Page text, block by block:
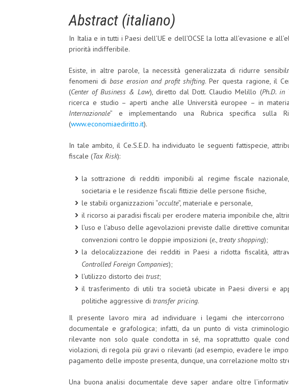
Abstract (italiano)
In Italia e in tutti i Paesi dell’UE e dell’OCSE la lotta all’evasione e
priorità indifferibile.
Esiste, in altre parole, la necessità generalizzata di ridurre
fenomeni dibase erosion and profit shifting. Per questa ragione, il
(Center of Business & Law), diretto dal Dott. Claudio Melillo (Ph.D. in
ricerca e studio – aperti anche alle Università europee – in
Internazionale” e implementando una Rubrica specifica sulla
(www.economiaediritto.it).
In tale ambito, il Ce.S.E.D. ha individuato le seguenti fattispecie,
fiscale (Tax Risk):
la sottrazione di redditi imponibili al regime fiscale
societaria e le residenze fiscali fittizie delle persone fisiche,
le stabili organizzazioni “occulte”, materiale e personale,
il ricorso ai paradisi fiscali per erodere materia imponibile che,
l’uso e l’abuso delle agevolazioni previste dalle direttive
convenzioni contro le doppie imposizioni (e., treaty shopping);
la delocalizzazione dei redditi in Paesi a ridotta fiscalità,
Controlled Foreign Companies);
l’utilizzo distorto dei trust;
il trasferimento di utili tra società ubicate in Paesi diversi e
politiche aggressive di transfer pricing.
Il presente lavoro mira ad individuare i legami che intercorrono
documentale e grafologica; infatti, da un punto di vista
rilevante non solo quale condotta in sé, ma soprattutto quale
violazioni, di regola più gravi o rilevanti (ad esempio, evadere le
pagamento delle imposte presenta, dunque, una correlazione molto
Una buona analisi documentale deve saper andare oltre